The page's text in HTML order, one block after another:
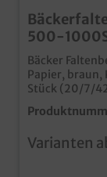
500-
Bäcker
Papier,
Stück (20/7/
Stück (12/5/
verschiedene
qualitativem Neutraldruck
Varianten